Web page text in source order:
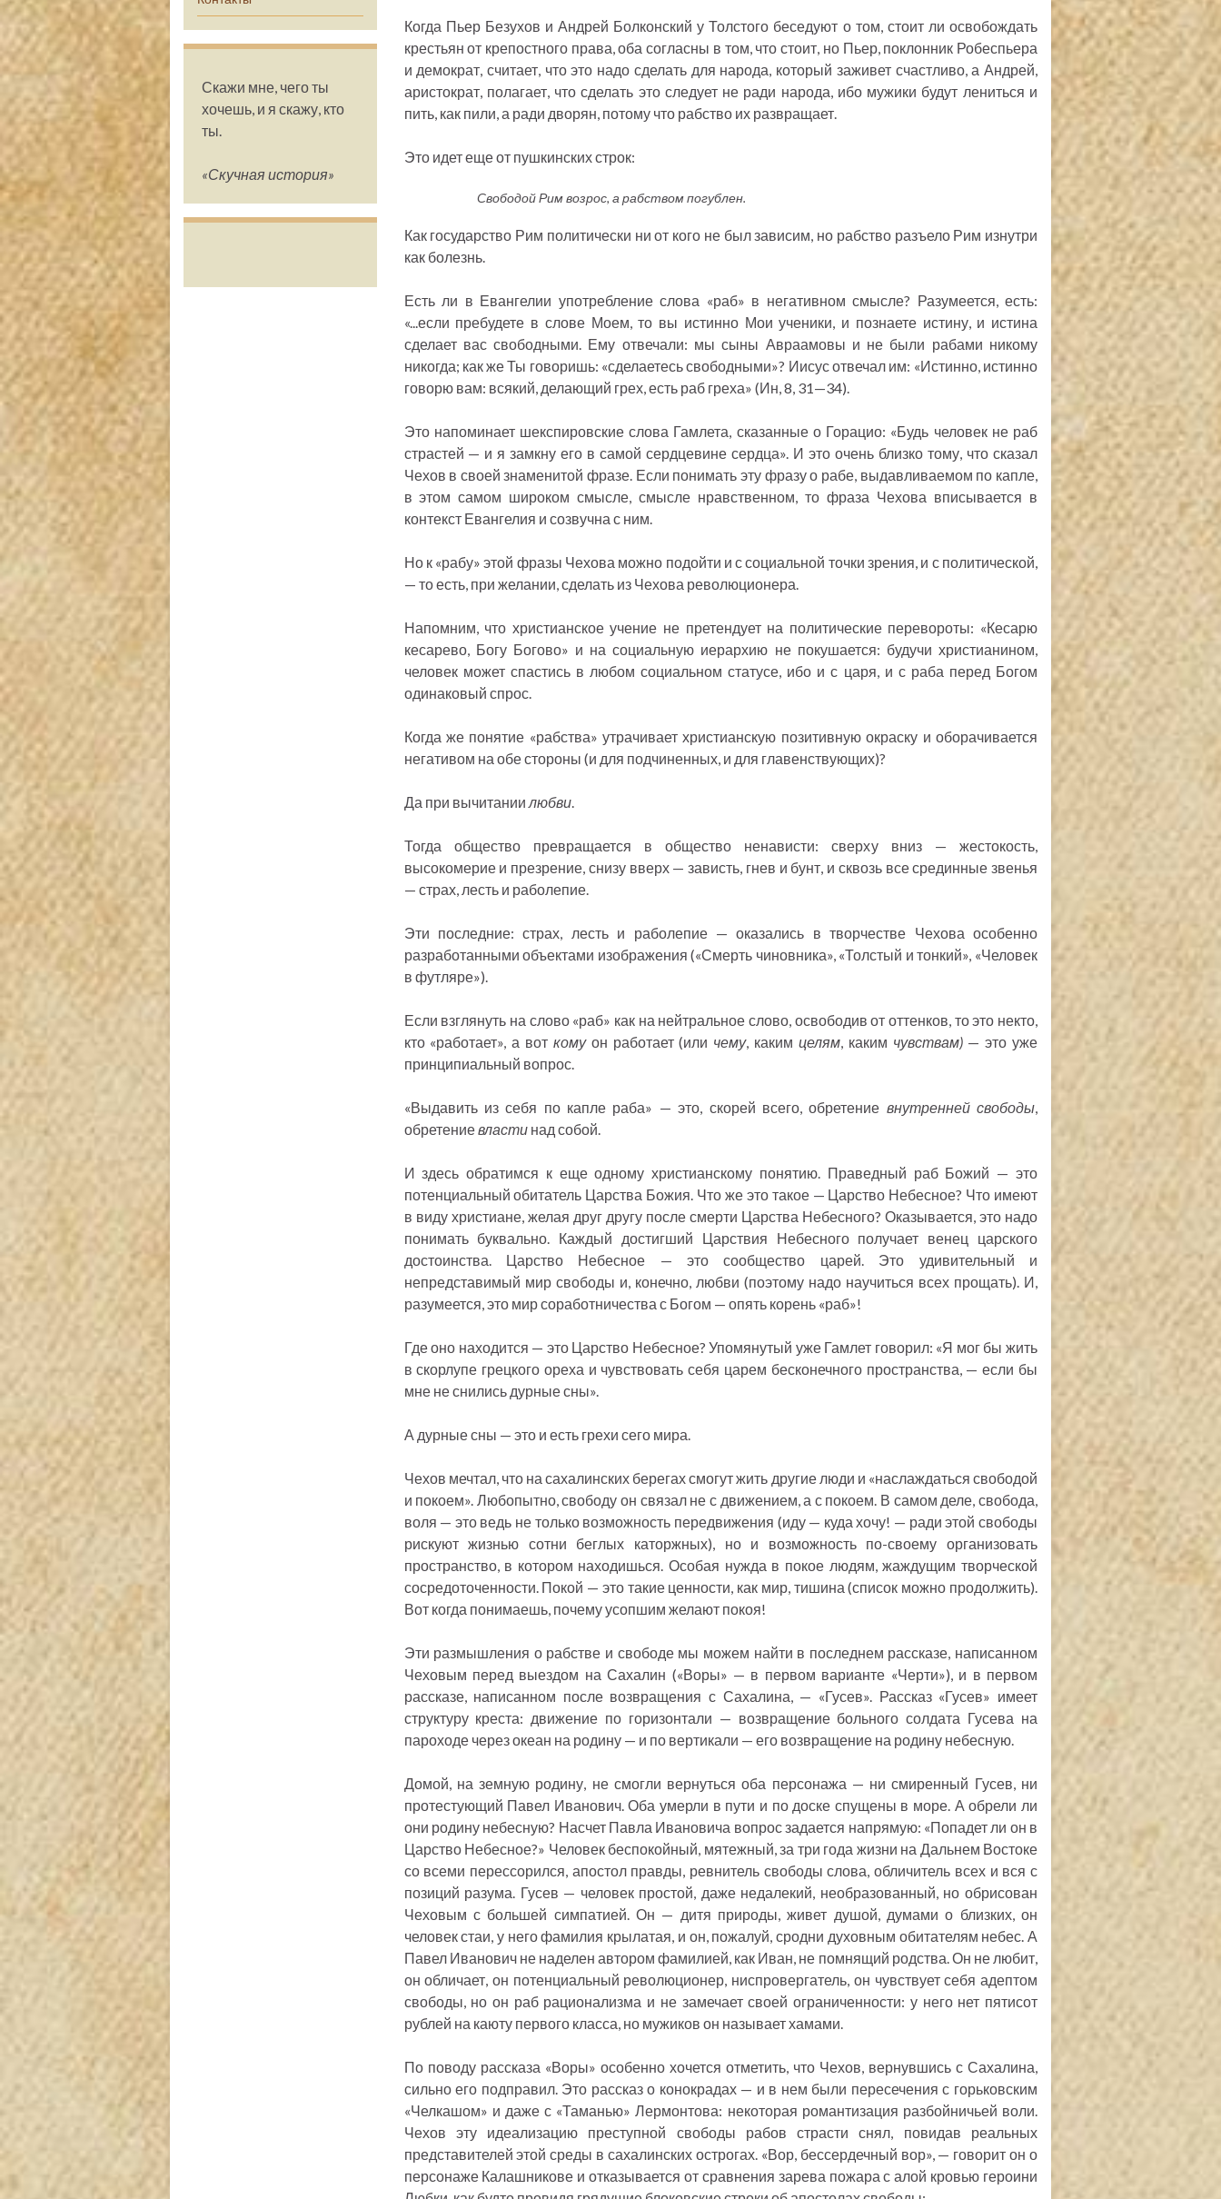
Скажи мне, чего ты
хочешь, и я скажу, кто
ты.
«Скучная история»
Когда Пьер Безухов и Андрей Болконский у Толстого беседуют о том, стоит ли освобождать
крестьян от крепостного права, оба согласны в том, что стоит, но Пьер, поклонник Робеспьера
и демократ, считает, что это надо сделать для народа, который заживет счастливо, а Андрей,
аристократ, полагает, что сделать это следует не ради народа, ибо мужики будут лениться и
пить, как пили, а ради дворян, потому что рабство их развращает.
Это идет еще от пушкинских строк:
Свободой Рим возрос, а рабством погублен.
Как государство Рим политически ни от кого не был зависим, но рабство разъело Рим изнутри
как болезнь.
Есть ли в Евангелии употребление слова «раб» в негативном смысле? Разумеется, есть:
«...если пребудете в слове Моем, то вы истинно Мои ученики, и познаете истину, и истина
сделает вас свободными. Ему отвечали: мы сыны Авраамовы и не были рабами никому
никогда; как же Ты говоришь: «сделаетесь свободными»? Иисус отвечал им: «Истинно, истинно
говорю вам: всякий, делающий грех, есть раб греха» (Ин, 8, 31—34).
Это напоминает шекспировские слова Гамлета, сказанные о Горацио: «Будь человек не раб
страстей — и я замкну его в самой сердцевине сердца». И это очень близко тому, что сказал
Чехов в своей знаменитой фразе. Если понимать эту фразу о рабе, выдавливаемом по капле,
в этом самом широком смысле, смысле нравственном, то фраза Чехова вписывается в
контекст Евангелия и созвучна с ним.
Но к «рабу» этой фразы Чехова можно подойти и с социальной точки зрения, и с политической,
— то есть, при желании, сделать из Чехова революционера.
Напомним, что христианское учение не претендует на политические перевороты: «Кесарю
кесарево, Богу Богово» и на социальную иерархию не покушается: будучи христианином,
человек может спастись в любом социальном статусе, ибо и с царя, и с раба перед Богом
одинаковый спрос.
Когда же понятие «рабства» утрачивает христианскую позитивную окраску и оборачивается
негативом на обе стороны (и для подчиненных, и для главенствующих)?
Да при вычитании любви.
Тогда общество превращается в общество ненависти: сверху вниз — жестокость,
высокомерие и презрение, снизу вверх — зависть, гнев и бунт, и сквозь все срединные звенья
— страх, лесть и раболепие.
Эти последние: страх, лесть и раболепие — оказались в творчестве Чехова особенно
разработанными объектами изображения («Смерть чиновника», «Толстый и тонкий», «Человек
в футляре»).
Если взглянуть на слово «раб» как на нейтральное слово, освободив от оттенков, то это некто,
кто «работает», а вот комуон работает (или чему, каким целям, каким чувствам)— это уже
принципиальный вопрос.
«Выдавить из себя по капле раба» — это, скорей всего, обретение внутренней свободы,
обретениевластинад собой.
И здесь обратимся к еще одному христианскому понятию. Праведный раб Божий — это
потенциальный обитатель Царства Божия. Что же это такое — Царство Небесное? Что имеют
в виду христиане, желая друг другу после смерти Царства Небесного? Оказывается, это надо
понимать буквально. Каждый достигший Царствия Небесного получает венец царского
достоинства. Царство Небесное — это сообщество царей. Это удивительный и
непредставимый мир свободы и, конечно, любви (поэтому надо научиться всех прощать). И,
разумеется, это мир соработничества с Богом — опять корень «раб»!
Где оно находится — это Царство Небесное? Упомянутый уже Гамлет говорил: «Я мог бы жить
в скорлупе грецкого ореха и чувствовать себя царем бесконечного пространства, — если бы
мне не снились дурные сны».
А дурные сны — это и есть грехи сего мира.
Чехов мечтал, что на сахалинских берегах смогут жить другие люди и «наслаждаться свободой
и покоем». Любопытно, свободу он связал не с движением, а с покоем. В самом деле, свобода,
воля — это ведь не только возможность передвижения (иду — куда хочу! — ради этой свободы
рискуют жизнью сотни беглых каторжных), но и возможность по-своему организовать
пространство, в котором находишься. Особая нужда в покое людям, жаждущим творческой
сосредоточенности. Покой — это такие ценности, как мир, тишина (список можно продолжить).
Вот когда понимаешь, почему усопшим желают покоя!
Эти размышления о рабстве и свободе мы можем найти в последнем рассказе, написанном
Чеховым перед выездом на Сахалин («Воры» — в первом варианте «Черти»), и в первом
рассказе, написанном после возвращения с Сахалина, — «Гусев». Рассказ «Гусев» имеет
структуру креста: движение по горизонтали — возвращение больного солдата Гусева на
пароходе через океан на родину — и по вертикали — его возвращение на родину небесную.
Домой, на земную родину, не смогли вернуться оба персонажа — ни смиренный Гусев, ни
протестующий Павел Иванович. Оба умерли в пути и по доске спущены в море. А обрели ли
они родину небесную? Насчет Павла Ивановича вопрос задается напрямую: «Попадет ли он в
Царство Небесное?» Человек беспокойный, мятежный, за три года жизни на Дальнем Востоке
со всеми перессорился, апостол правды, ревнитель свободы слова, обличитель всех и вся с
позиций разума. Гусев — человек простой, даже недалекий, необразованный, но обрисован
Чеховым с большей симпатией. Он — дитя природы, живет душой, думами о близких, он
человек стаи, у него фамилия крылатая, и он, пожалуй, сродни духовным обитателям небес. А
Павел Иванович не наделен автором фамилией, как Иван, не помнящий родства. Он не любит,
он обличает, он потенциальный революционер, ниспровергатель, он чувствует себя адептом
свободы, но он раб рационализма и не замечает своей ограниченности: у него нет пятисот
рублей на каюту первого класса, но мужиков он называет хамами.
По поводу рассказа «Воры» особенно хочется отметить, что Чехов, вернувшись с Сахалина,
сильно его подправил. Это рассказ о конокрадах — и в нем были пересечения с горьковским
«Челкашом» и даже с «Таманью» Лермонтова: некоторая романтизация разбойничьей воли.
Чехов эту идеализацию преступной свободы рабов страсти снял, повидав реальных
представителей этой среды в сахалинских острогах. «Вор, бессердечный вор», — говорит он о
персонаже Калашникове и отказывается от сравнения зарева пожара с алой кровью героини